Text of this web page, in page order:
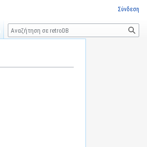
Σύνδεση
Αναζήτηση